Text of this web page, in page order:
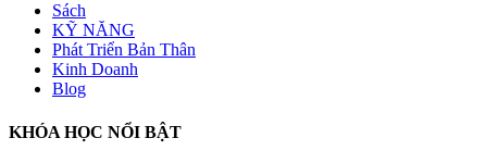
Sách
KỸ NĂNG
Phát Triển Bản Thân
Kinh Doanh
Blog
KHÓA HỌC NỔI BẬT